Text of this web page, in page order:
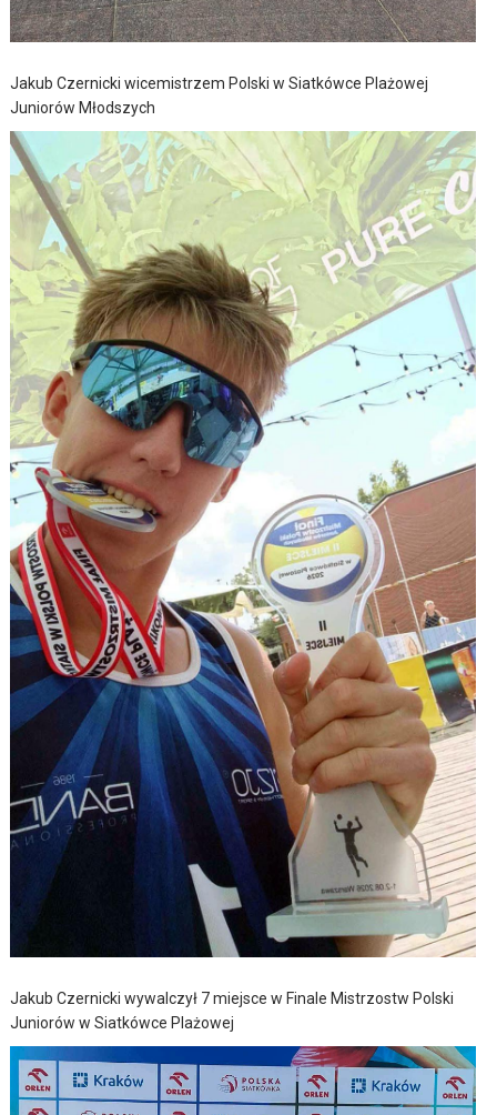
Jakub Czernicki wicemistrzem Polski w Siatkówce Plażowej
Juniorów Młodszych
Jakub Czernicki wywalczył 7 miejsce w Finale Mistrzostw Polski
Juniorów w Siatkówce Plażowej